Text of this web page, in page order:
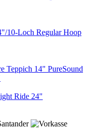
Regular Hoop
PureSound
Ride 24"